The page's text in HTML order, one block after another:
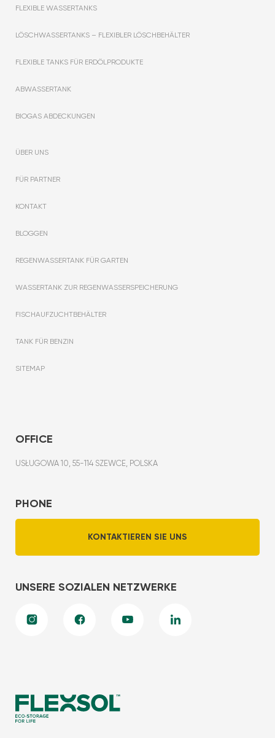
FLEXIBLE WASSERTANKS
LÖSCHWASSERTANKS – FLEXIBLER LÖSCHBEHÄLTER
FLEXIBLE TANKS FÜR ERDÖLPRODUKTE
ABWASSERTANK
BIOGAS ABDECKUNGEN
ÜBER UNS
FÜR PARTNER
KONTAKT
BLOGGEN
REGENWASSERTANK FÜR GARTEN
WASSERTANK ZUR REGENWASSERSPEICHERUNG
FISCHAUFZUCHTBEHÄLTER
TANK FÜR BENZIN
SITEMAP
OFFICE
USŁUGOWA 10, 55-114 SZEWCE, POLSKA
PHONE
KONTAKTIEREN SIE UNS
UNSERE SOZIALEN NETZWERKE